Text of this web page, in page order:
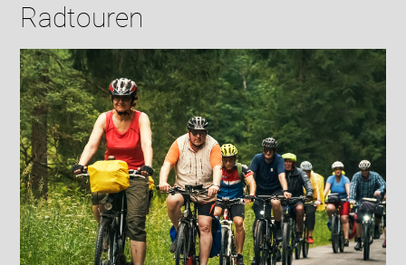
Radtouren